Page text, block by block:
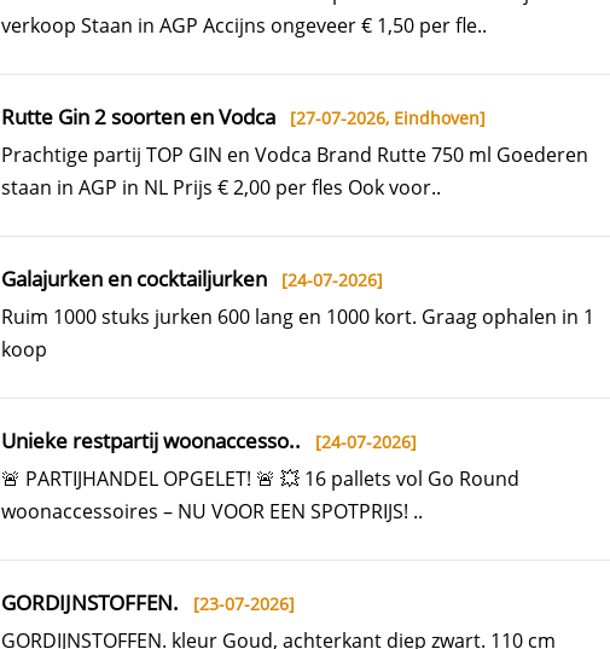
verkoop Staan in AGP Accijns ongeveer € 1,50 per fle..
Rutte Gin 2 soorten en Vodca [27-07-2026, Eindhoven]
Prachtige partij TOP GIN en Vodca Brand Rutte 750 ml Goederen
staan in AGP in NL Prijs € 2,00 per fles Ook voor..
Galajurken en cocktailjurken [24-07-2026]
Ruim 1000 stuks jurken 600 lang en 1000 kort. Graag ophalen in 1
koop
Unieke restpartij woonaccesso.. [24-07-2026]
🚨 PARTIJHANDEL OPGELET! 🚨 💥 16 pallets vol Go Round
woonaccessoires – NU VOOR EEN SPOTPRIJS! ..
GORDIJNSTOFFEN. [23-07-2026]
GORDIJNSTOFFEN. kleur Goud, achterkant diep zwart. 110 cm